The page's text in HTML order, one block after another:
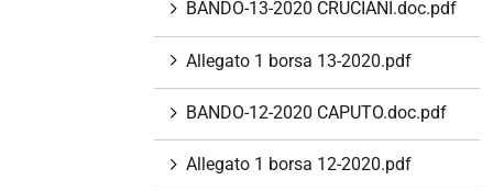
BANDO-13-2020 CRUCIANI.doc.pdf
Allegato 1 borsa 13-2020.pdf
BANDO-12-2020 CAPUTO.doc.pdf
Allegato 1 borsa 12-2020.pdf